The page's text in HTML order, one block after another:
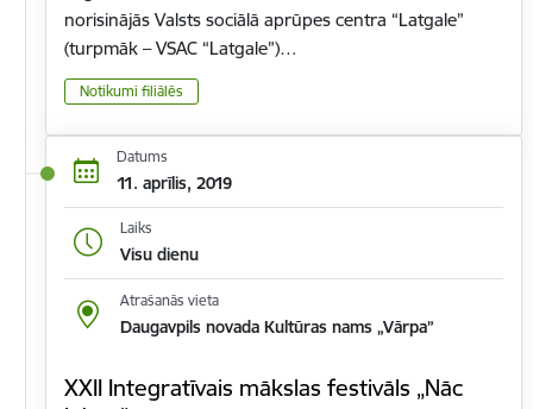
norisinājās Valsts sociālā aprūpes centra “Latgale”
(turpmāk – VSAC “Latgale”)…
Notikumi filiālēs
Datums
11. aprīlis, 2019
Laiks
Visu dienu
Atrašanās vieta
Daugavpils novada Kultūras nams „Vārpa”
XXII Integratīvais mākslas festivāls „Nāc